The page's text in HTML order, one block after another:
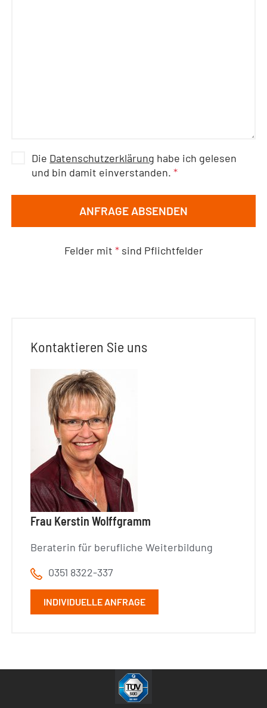
Die Datenschutzerklärung habe ich gelesen
und bin damit einverstanden.*
ANFRAGE ABSENDEN
Felder mit *sind Pflichtfelder
Kontaktieren Sie uns
Frau Kerstin Wolffgramm
Beraterin für berufliche Weiterbildung
0351 8322-337
INDIVIDUELLE ANFRAGE